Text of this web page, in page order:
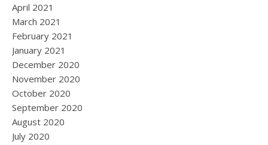
April 2021
March 2021
February 2021
January 2021
December 2020
November 2020
October 2020
September 2020
August 2020
July 2020